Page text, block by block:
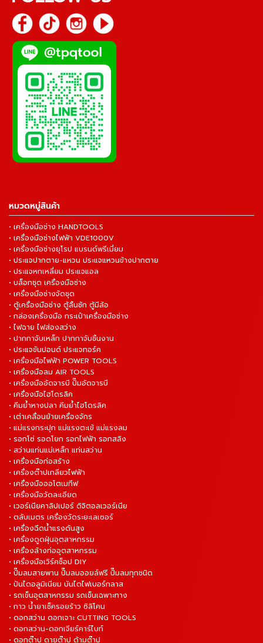
หมวดหมู่สินค้า
• เครื่องมือช่าง HANDTOOLS
• เครื่องมือช่างไฟฟ้า VDE1000V
• เครื่องมือช่างยุโรป แบรนด์พรีเมี่ยม
• ประแจปากตาย-แหวน ประแจแหวนข้างปากตาย
• ประแจหกเหลี่ยม ประแจแอล
• บล็อกชุด เครื่องมือช่าง
• เครื่องมือช่างจัดชุด
• ตู้เครื่องมือช่าง ตู้ลิ้นชัก ตู้มีล้อ
• กล่องเครื่องมือ กระเป๋าเครื่องมือช่าง
• ไฟฉาย ไฟส่องสว่าง
• ปากกาจับเหล็ก ปากกาจับชิ้นงาน
• ประแจขันปอนด์ ประแจทอร์ค
• เครื่องมือไฟฟ้า POWER TOOLS
• เครื่องมือลม AIR TOOLS
• เครื่องมืออัดจารบี ปั๊มอัดจารบี
• เครื่องมือไฮโดรลิค
• คีมย้ำหางปลา คีมย้ำไฮโดรลิค
• เต่าเคลื่อนย้ายเครื่องจักร
• แม่แรงกระปุก แม่แรงตะเข้ แม่แรงลม
• รอกโซ่ รอดโยก รอกไฟฟ้า รอกสลิง
• สว่านแท่นแม่เหล็ก แท่นสว่าน
• เครื่องมือก่อสร้าง
• เครื่องต๊าปเกลียวไฟฟ้า
• เครื่องมือออโตเมทีฟ
• เครื่องมือวัดละเอียด
• เวอร์เนียคาลิปเปอร์ ดิจิตอลเวอร์เนีย
• ตลับเมตร เครื่องวัดระยะเลเซอร์
• เครื่องฉีดน้ำแรงดันสูง
• เครื่องดูดฝุ่นอุตสาหกรรม
• เครื่องล้างท่ออุตสาหกรรม
• เครื่องมือเวิร์คช็อป DIY
• ปั๊มลมสายพาน ปั๊มลมออยล์ฟรี ปั๊มลมทุกชนิด
• ปันไดอลูมิเนียม บันไดไฟเบอร์กลาส
• รถเข็นอุตสาหกรรม รถเข็นเฉพาะทาง
• กาว น้ำยาเช็ครอยร้าว ซิลิโคน
• ดอกสว่าน ดอกเจาะ CUTTING TOOLS
• ดอกสว่าน-ดอกเจียร์คาร์ไบท์
• ดอกต๊าป ดายต๊าป ด้ามต๊าป